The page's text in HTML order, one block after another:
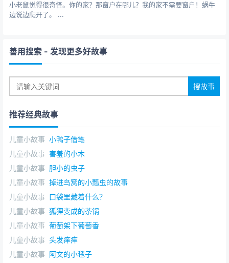
小老鼠觉得很奇怪。你的家？那窗户在哪儿？我的家不需要窗户！蜗牛
边说边爬开了。 ...
善用搜索 - 发现更多好故事
推荐经典故事
儿童小故事 小鸭子借笔
儿童小故事 害羞的小木
儿童小故事 胆小的虫子
儿童小故事 掉进鸟窝的小瓢虫的故事
儿童小故事 口袋里藏着什么？
儿童小故事 狐狸变成的茶锅
儿童小故事 葡萄架下葡萄香
儿童小故事 头发痒痒
儿童小故事 阿文的小毯子